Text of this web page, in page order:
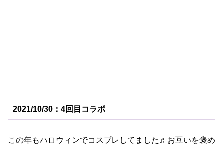
2021/10/30：4回目コラボ
この年もハロウィンでコスプレしてました♬お互いを褒め